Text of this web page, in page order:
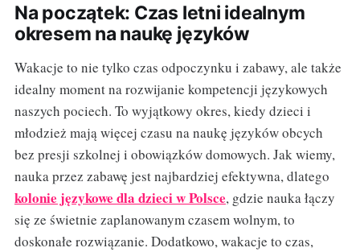
Na początek: Czas letni idealnym
okresem na naukę języków
Wakacje to nie tylko czas odpoczynku i zabawy, ale także
idealny moment na rozwijanie kompetencji językowych
naszych pociech. To wyjątkowy okres, kiedy dzieci i
młodzież mają więcej czasu na naukę języków obcych
bez presji szkolnej i obowiązków domowych. Jak wiemy,
nauka przez zabawę jest najbardziej efektywna, dlatego
kolonie językowe dla dzieci w Polsce, gdzie nauka łączy
się ze świetnie zaplanowanym czasem wolnym, to
doskonałe rozwiązanie. Dodatkowo, wakacje to czas,